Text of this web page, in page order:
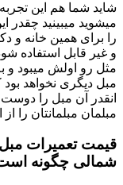
شاید شما هم این
میشوید میبینید چقدر
را برای همین خانه و
و غیر قابل استفاده
مثل رو اولش میبود و
مبل دیگری نخواهد
انقدر آن مبل را دوست
مبلمان مبلمانتان را
قیمت تعمیرات
شمالی چگونه